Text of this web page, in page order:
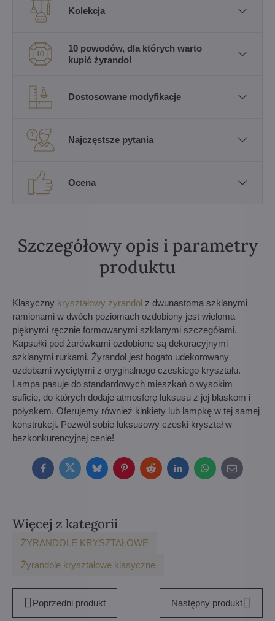
Kolekcja
10 powodów, dla których warto
kupić żyrandol
Dostosowane modyfikacje
Najczęstsze pytania
Ocena
Szczegółowy opis i parametry
produktu
Klasyczny kryształowy żyrandol z dwunastoma szklanymi
ramionami w dwóch poziomach ozdobiony jest wieloma
pięknymi ręcznie formowanymi szklanymi szczegółami.
Kapsułki pod żarówkami ozdobione są dekoracyjnymi
szklanymi rurkami. Żyrandol jest bogato udekorowany
ozdobami wyciętymi z oryginalnego czeskiego kryształu.
Lampa pasuje do standardowych mieszkań o wysokim
suficie, do których dodaje atmosferę luksusu z jej blaskom i
połyskem. Oferujemy również kinkiety lub lampkę w tej samej
konstrukcji. Pozwól sobie luksusowy czeski kryształ w
bezkonkurencyjnej cenie!
FacebookTwitterBlueskyPinterestRedditLinkedInWhatsApp
E-
mail
Więcej z kategorii
ŻYRANDOLE KRYSZTAŁOWE
Żyrandole kryształowe klasyczne
Poprzedni produkt Następny produkt